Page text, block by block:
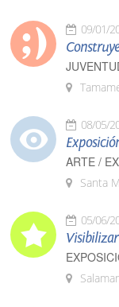
09/01/
08/05/
ARTE /
Santa
05/06/